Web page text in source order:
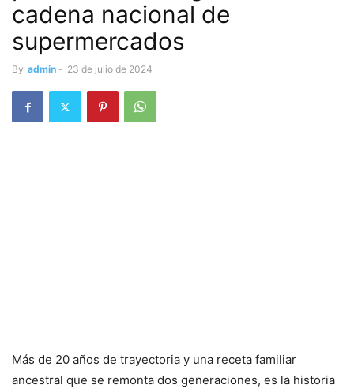
cadena nacional de
supermercados
By admin - 23 de julio de 2024
Más de 20 años de trayectoria y una receta familiar
ancestral que se remonta dos generaciones, es la historia